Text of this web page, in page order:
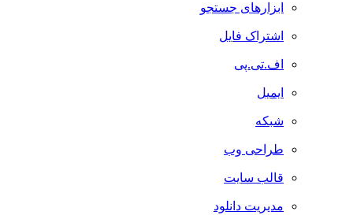
ابزارهای جستجو
اشتراک فایل
اف.تی.پی
ایمیل
شبکه
طراحی وب
قالب سایت
مدیریت دانلود